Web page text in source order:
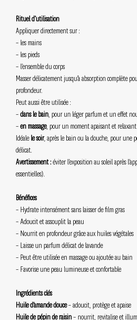
Rituel d’utilisation
Appliquer directement sur :
– les mains
– les pieds
– l’ensemble du corps
Masser délicatement jusqu’à absorption complète
profondeur.
Peut aussi être utilisée :
–dans le bain, pour un léger parfum et un effet
–en massage, pour un moment apaisant et relaxant
Idéale le soir, après le bain ou la douche, pour une
délicat.
Avertissement :éviter l’exposition au soleil après
essentielles).
Bénéfices
– Hydrate intensément sans laisser de film gras
– Adoucit et assouplit la peau
– Nourrit en profondeur grâce aux huiles végétales
– Laisse un parfum délicat de lavande
– Peut être utilisée en massage ou ajoutée au bain
– Favorise une peau lumineuse et confortable
Ingrédients clés
Huile d’amande douce– adoucit, protège et apaise
Huile de pépin de raisin– nourrit, revitalise et